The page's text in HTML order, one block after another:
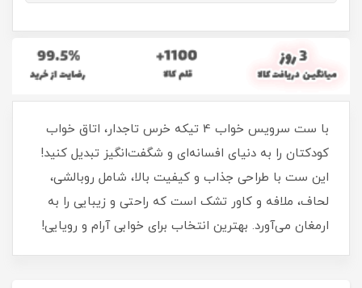
با ست سرویس خواب 4 تیکه خرس تاجدار، اتاق خواب
کودکتان را به دنیای افسانه‌ای و شگفت‌انگیز تبدیل کنید!
این ست با طراحی جذاب و کیفیت بالا، شامل روبالشی،
لحاف، ملافه و کاور تشک است که راحتی و زیبایی را به
ارمغان می‌آورد. بهترین انتخاب برای خوابی آرام و رویایی!